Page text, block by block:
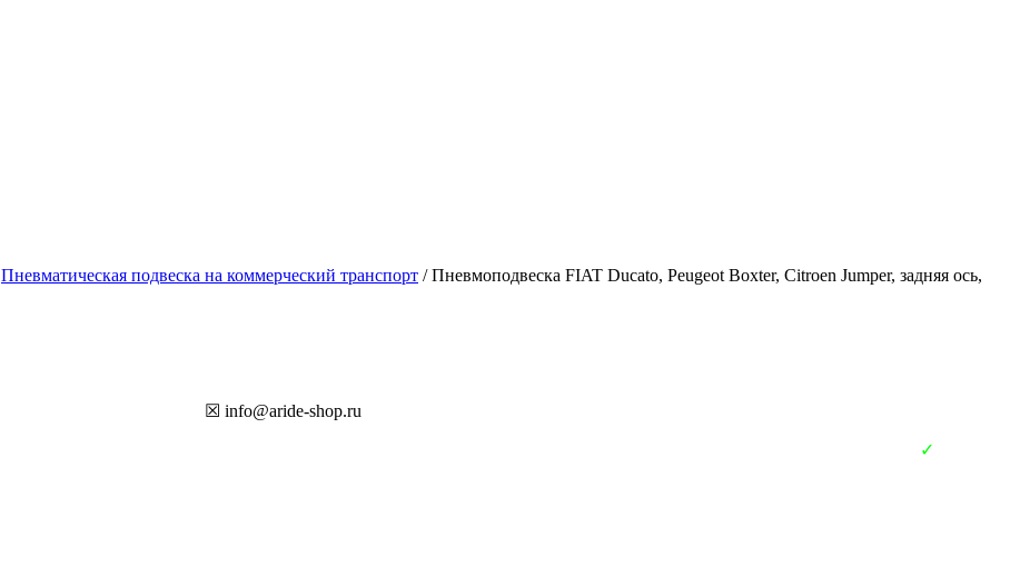
Пневматическая подвеска на коммерческий транспорт / Пневмоподвеска FIAT Ducato, Peugeot Boxter, Citroen Jumper, задняя ось,
☒ info@aride-shop.ru
✓